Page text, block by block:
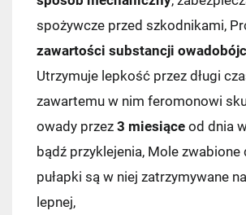
spożywcze przed szkodnikami,
zawartości substancji
Utrzymuje lepkość przez długi
zawartemu w nim feromonowi
owady przez 3 miesiące od dnia
bądź przyklejenia, Mole zwabione
pułapki są w niej zatrzymywane
lepnej,
Kraj wysyłki:
Pocztex PUNKT/AUTOMAT